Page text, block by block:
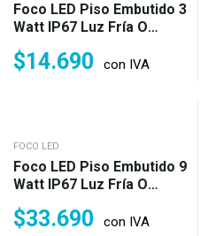
Foco LED Piso Embutido 3
Watt IP67 Luz Fría O
$14.690 con IVA
FOCO LED
Foco LED Piso Embutido 9
Watt IP67 Luz Fría O
$33.690 con IVA